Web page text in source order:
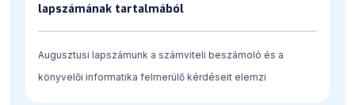
lapszámának tartalmából
Augusztusi lapszámunk a számviteli beszámoló és a
könyvelői informatika felmerülő kérdéseit elemzi